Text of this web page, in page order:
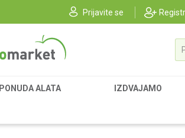
Prijavite se
PONUDA ALATA IZDVAJAMO